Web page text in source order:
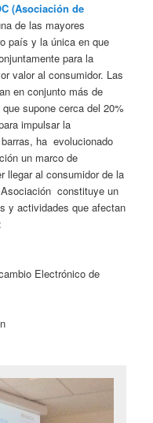
(Asociación de
de las mayores
país y la única en que
para la
valor al consumidor. Las
en conjunto más de
supone cerca del 20%
impulsar la
ha evolucionado
un marco de
llegar al consumidor de la
constituye un
y actividades que afectan
Electrónico de